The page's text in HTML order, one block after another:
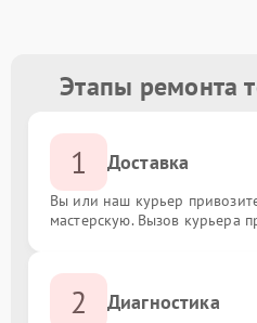
Этапы ремонта
1 Доставка
Вы или наш курьер
мастерскую. Вызов курьера
2 Диагностика